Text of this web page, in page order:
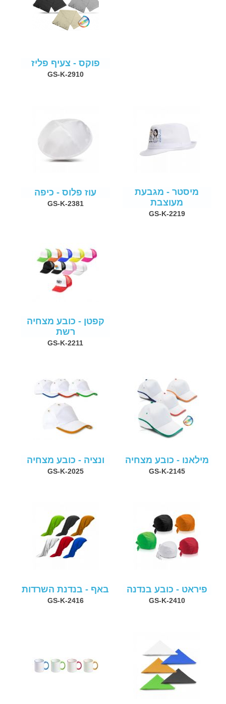
פוקס - צעיף פליז
GS-K-2910
מיסטר - מגבעת
מעוצבת
GS-K-2219
עוז פלוס - כיפה
GS-K-2381
קפטן - כובע מצחיה
רשת
GS-K-2211
מילאנו - כובע מצחיה
GS-K-2145
ונציה - כובע מצחיה
GS-K-2025
פיראט - כובע בנדנה
GS-K-2410
באף - בנדנת השרדות
GS-K-2416